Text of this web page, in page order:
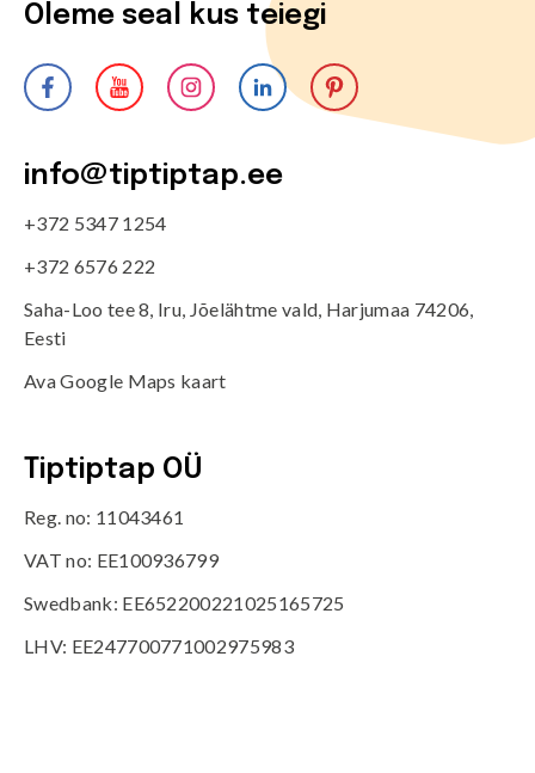
Oleme seal kus teiegi
info@tiptiptap.ee
+372 5347 1254
+372 6576 222
Saha-Loo tee 8, Iru, Jõelähtme vald, Harjumaa 74206,
Eesti
Ava Google Maps kaart
Tiptiptap OÜ
Reg. no: 11043461
VAT no: EE100936799
Swedbank: EE652200221025165725
LHV: EE247700771002975983